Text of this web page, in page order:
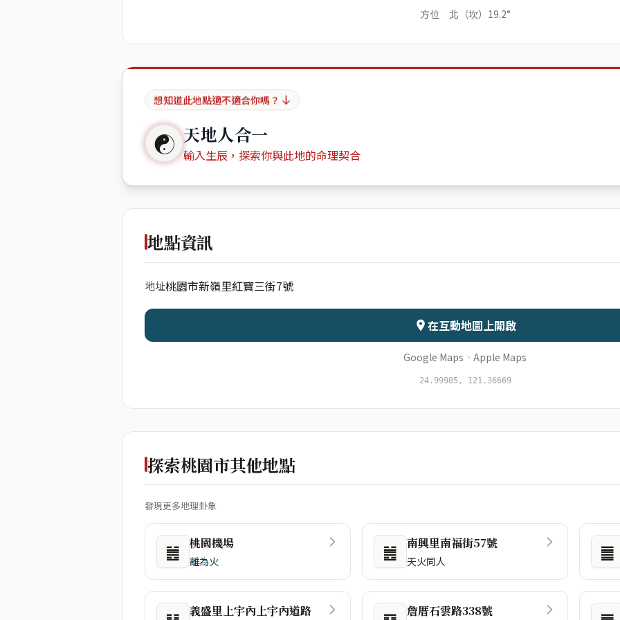
方位 北（坎）19.2°
想知道此地點適不適合你嗎？
☯ 天地人合一
輸入生辰，探索你與此地的命理契合
地點資訊
地址桃園市新嶺里紅寶三街7號
在互動地圖上開啟
Google Maps · Apple Maps
24.99985, 121.36669
探索桃園市其他地點
發現更多地理卦象
䷰ 桃園機場
離為火 ䷰ 南興里南福街57號
天火同人 ䷀
義盛里上宇內上宇內道路 詹厝石雲路338號